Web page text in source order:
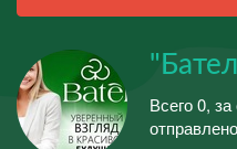
Всего 0,